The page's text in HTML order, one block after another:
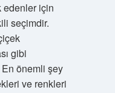
edenler için
seçimdir.
gibi
önemli şey
ve renkleri